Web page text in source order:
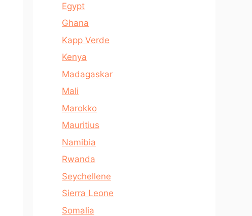
Egypt
Ghana
Kapp Verde
Kenya
Madagaskar
Mali
Marokko
Mauritius
Namibia
Rwanda
Seychellene
Sierra Leone
Somalia